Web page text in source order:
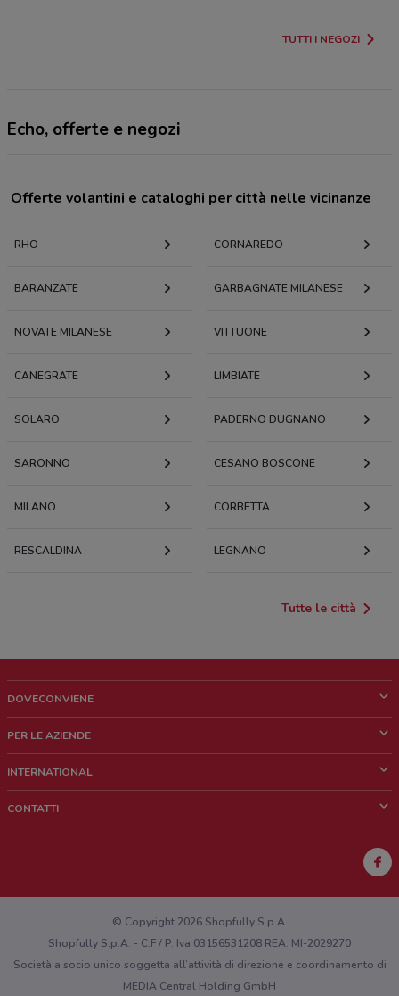
TUTTI I NEGOZI
Echo, offerte e negozi
Offerte volantini e cataloghi per città nelle vicinanze
RHO CORNAREDO
BARANZATE GARBAGNATE MILANESE
NOVATE MILANESE VITTUONE
CANEGRATE LIMBIATE
SOLARO PADERNO DUGNANO
SARONNO CESANO BOSCONE
MILANO CORBETTA
RESCALDINA LEGNANO
Tutte le città
DOVECONVIENE
Chi siamo
Lavora con noi
PER LE AZIENDE
Richieste commerciali e marketing
INTERNATIONAL
CONTATTI
Hai un malfunzionamento sul web o sull'app?
© Copyright 2026 Shopfully S.p.A.
Shopfully S.p.A. - C.F / P. Iva 03156531208 REA: MI-2029270
Società a socio unico soggetta all’attività di direzione e coordinamento di
MEDIA Central Holding GmbH